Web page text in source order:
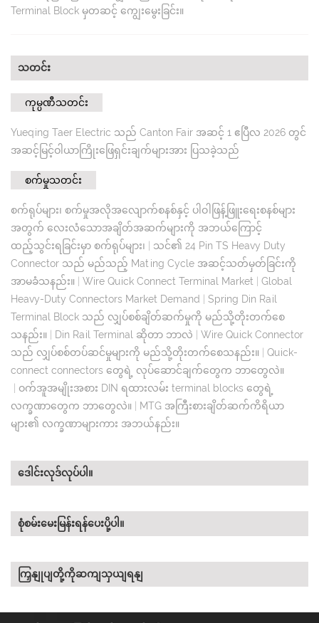
Terminal Block မှတဆင့် ကျွေးမွေးခြင်း။
သတင်း
ကုမ္ပဏီသတင်း
Yueqing Taer Electric သည် Canton Fair အဆင့် 1 ဧပြီလ 2026 တွင်
အဆင့်မြင့်ဝါယာကြိုးဖြေရှင်းချက်များအား ပြသခဲ့သည်
စက်မှုသတင်း
စက်ရုပ်များ၊ စက်မှုအလိုအလျောက်စနစ်နှင့် ပါဝါဖြန့်ဖြူးရေးစနစ်များ
အတွက် လေးလံသောအချိတ်အဆက်များကို အဘယ်ကြောင့်
ထည့်သွင်းရခြင်းမှာ စက်ရုပ်များ၊
သင်၏ 24 Pin TS Heavy Duty
Connector သည် မည်သည့် Mating Cycle အဆင့်သတ်မှတ်ခြင်းကို
အာမခံသနည်း။
Wire Quick Connect Terminal Market
Global
Heavy-Duty Connectors Market Demand
Spring Din Rail
Terminal Block သည် လျှပ်စစ်ချိတ်ဆက်မှုကို မည်သို့တိုးတက်စေ
သနည်း။
Din Rail Terminal ဆိုတာ ဘာလဲ
Wire Quick Connector
သည် လျှပ်စစ်တပ်ဆင်မှုများကို မည်သို့တိုးတက်စေသနည်း။
Quick-
connect connectors တွေရဲ့ လုပ်ဆောင်ချက်တွေက ဘာတွေလဲ။
ဝက်အူအမျိုးအစား DIN ရထားလမ်း terminal blocks တွေရဲ့
လက္ခဏာတွေက ဘာတွေလဲ။
MTG အကြီးစားချိတ်ဆက်ကိရိယာ
များ၏ လက္ခဏာများကား အဘယ်နည်း။
ဒေါင်းလုဒ်လုပ်ပါ။
စုံစမ်းမေးမြန်းရန်ပေးပို့ပါ။
ကြှနျုပျတို့ကိုဆကျသှယျရနျ